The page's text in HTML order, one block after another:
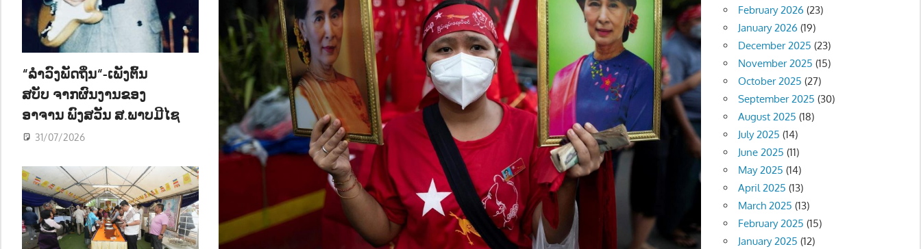
າ
“ລຳວົງພັດຖິ່ນ“-ເພັງຕົ້ນ
ສບັບ ຈາກຜົນງານຂອງ
ອາຈານ ພົງສວັນ ສ.ພາບມີໄຊ
31/07/2026
February 2026 (23)
January 2026 (19)
December 2025 (23)
November 2025 (15)
October 2025 (27)
September 2025 (30)
August 2025 (18)
July 2025 (14)
June 2025 (11)
May 2025 (14)
April 2025 (13)
March 2025 (13)
February 2025 (15)
January 2025 (12)